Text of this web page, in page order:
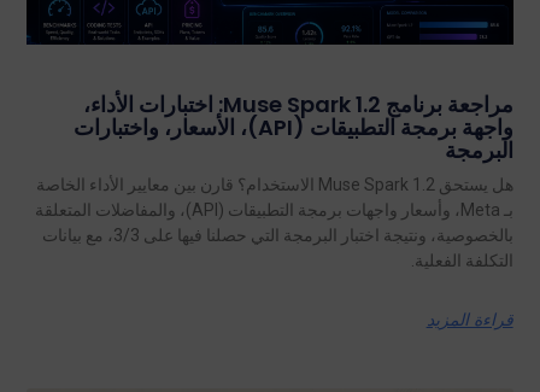
مراجعة برنامج Muse Spark 1.2: اختبارات الأداء،
واجهة برمجة التطبيقات (API)، الأسعار، واختبارات
البرمجة
هل يستحق Muse Spark 1.2 الاستخدام؟ قارن بين معايير الأداء الخاصة
بـ Meta، وأسعار واجهات برمجة التطبيقات (API)، والمفاضلات المتعلقة
بالخصوصية، ونتيجة اختبار البرمجة التي حصلنا فيها على 3/3، مع بيانات
التكلفة الفعلية.
قراءة المزيد